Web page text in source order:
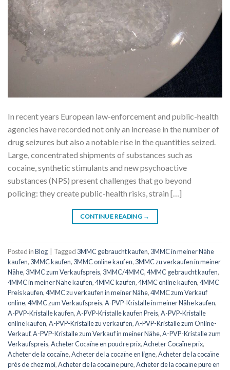
In recent years European law-enforcement and public-health
agencies have recorded not only an increase in the number of
drug seizures but also a notable rise in the quantities seized.
Large, concentrated shipments of substances such as
cocaine, synthetic stimulants and new psychoactive
substances (NPS) present challenges that go beyond
policing: they create public-health risks, strain […]
CONTINUE READING →
Posted inBlog Tagged 3MMC gebraucht kaufen, 3MMC in meiner Nähe
kaufen, 3MMC kaufen, 3MMC online kaufen, 3MMC zu verkaufen in meiner
Nähe, 3MMC zum Verkaufspreis, 3MMC/4MMC,4MMC gebraucht kaufen,
4MMC in meiner Nähe kaufen,4MMC kaufen,4MMC online kaufen,4MMC
Preis kaufen,4MMC zu verkaufen in meiner Nähe,4MMC zum Verkauf
online,4MMC zum Verkaufspreis,A-PVP-Kristalle in meiner Nähe kaufen,
A-PVP-Kristalle kaufen,A-PVP-Kristalle kaufen Preis,A-PVP-Kristalle
online kaufen,A-PVP-Kristalle zu verkaufen,A-PVP-Kristalle zum Online-
Verkauf,A-PVP-Kristalle zum Verkauf in meiner Nähe,A-PVP-Kristalle zum
Verkaufspreis,Acheter Cocaïne en poudre prix,Acheter Cocaïne prix,
Acheter de la cocaïne,Acheter de la cocaïne en ligne,Acheter de la cocaïne
près de chez moi,Acheter de la cocaïne pure,Acheter de la cocaïne pure en